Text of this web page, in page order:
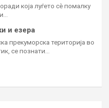
која луѓето сè помалку
и езера
прекуморска територија во
се познати…